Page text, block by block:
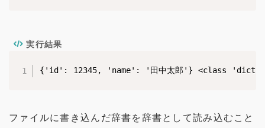
実行結果
{'id': 12345, 'name': '田中太郎'} <class 'dict'>
ファイルに書き込んだ辞書を辞書として読み込むこと